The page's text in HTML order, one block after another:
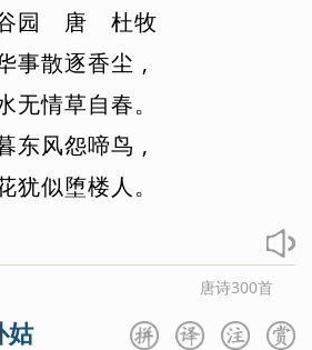
平缓，寓情于景，以景写情，写出
之情，感人肺腑。诗意婉曲深远，让
和令孤相公言怀寄河中杨少尹》中提
管秋”句，即指此诗。可见此诗在当
纪事》说这首诗在当时便被度曲入
，的确也是谱歌作画的佳品。因而被
成为中唐绝句中出色的名篇之一。
园 唐 杜牧
事散逐香尘 ,
无情草自春。
东风怨啼鸟 ,
犹似堕楼人 。
唐诗300首
姑